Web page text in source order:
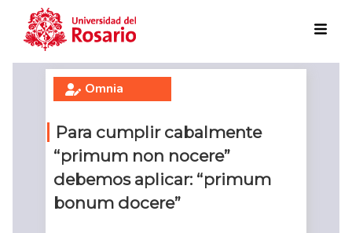
Skip to main content
Omnia
Para cumplir cabalmente
“primum non nocere”
debemos aplicar: “primum
bonum docere”